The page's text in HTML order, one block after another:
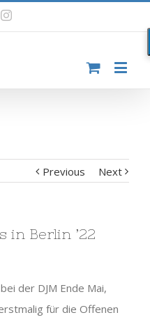
Instagram
Previous Next
in Berlin ’22
der DJM Ende Mai,
für die Offenen